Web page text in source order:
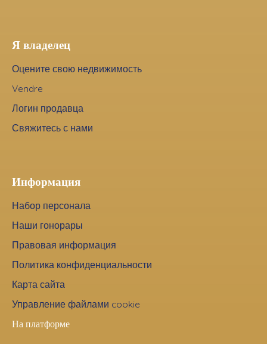
Я владелец
Оцените свою недвижимость
Vendre
Логин продавца
Свяжитесь с нами
Информация
Набор персонала
Наши гонорары
Правовая информация
Политика конфиденциальности
Карта сайта
Управление файлами cookie
На платформе